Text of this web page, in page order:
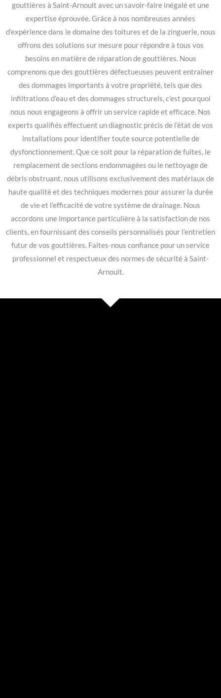
gouttières à Saint-Arnoult avec un savoir-faire inégalé et une
expertise éprouvée. Grâce à nos nombreuses années
d’expérience dans le domaine des toitures et de la zinguerie, nous
offrons des solutions sur mesure pour répondre à tous vos
besoins en matière de réparation de gouttières. Nous
comprenons que des gouttières défectueuses peuvent entraîner
des dommages importants à votre propriété, tels que des
infiltrations d’eau et des dommages structurels, c’est pourquoi
nous nous engageons à offrir un service rapide et efficace. Nos
experts qualifiés effectuent un diagnostic précis de l’état de vos
installations pour identifier toute source potentielle de
dysfonctionnement. Que ce soit pour la réparation de fuites, le
remplacement de sections endommagées ou le nettoyage de
débris obstruant, nous utilisons exclusivement des matériaux de
haute qualité et des techniques modernes pour assurer la durée
de vie et l’efficacité de votre système de drainage. Nous
accordons une importance particulière à la satisfaction de nos
clients, en fournissant des conseils personnalisés pour l’entretien
futur de vos gouttières. Faites-nous confiance pour un service
professionnel et respectueux des normes de sécurité à Saint-
Arnoult.